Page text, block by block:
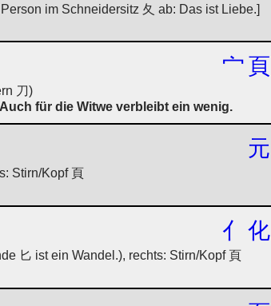
im Schneidersitz 夂 ab: Das ist Liebe.]
宀頁
刀)
für die Witwe verbleibt ein wenig.
元
Stirn/Kopf 頁
亻 化
匕 ist ein Wandel.), rechts: Stirn/Kopf 頁